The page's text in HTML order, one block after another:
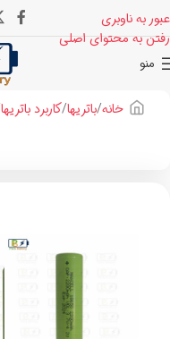
عبور به ناوبری
رفتن به محتوای اصلی
منو
خانه باتریها کاربرد باتریها